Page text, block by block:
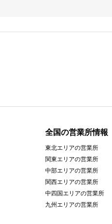
全国の営業所情報
東北エリアの営業所
関東エリアの営業所
中部エリアの営業所
関西エリアの営業所
中四国エリアの営業所
九州エリアの営業所